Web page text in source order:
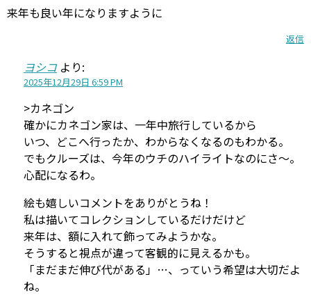
来年も良い年になりますように
返信
ヨシコ より:
2025年12月29日 6:59 PM
>カネゴン
確かにカネゴン家は、一年中旅行しているから
いつ、どこへ行ったか、わからなくなるのもわかる。
でもクルーズは、今年のウチのハイライトなのにさ〜。
心配になるわ。
絵も嬉しいコメントをありがとうね！
私は描いてコレクションしているだけだけど
来年は、額に入れて飾ってみようかな。
そうすると視点が違って客観的に見えるかも。
「まだまだ伸び代がある」…、っていう希望は大切だよ
ね。